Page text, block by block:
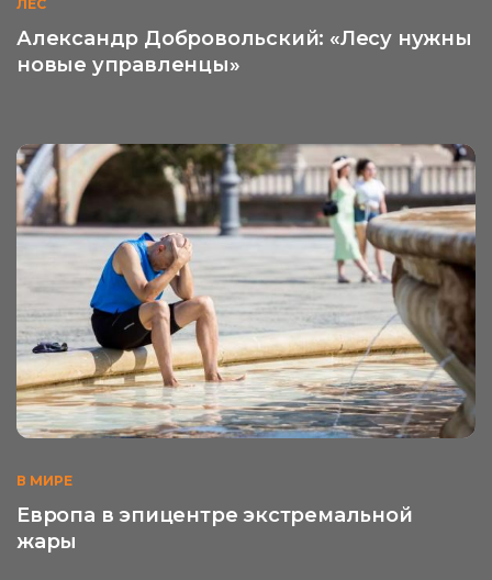
ЛЕС
Александр Добровольский: «Лесу нужны
новые управленцы»
В МИРЕ
Европа в эпицентре экстремальной
жары